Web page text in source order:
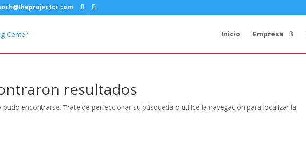
Inicio Empresa
resultados
pudo encontrarse. Trate de perfeccionar su búsqueda o utilice la navegación para localizar la